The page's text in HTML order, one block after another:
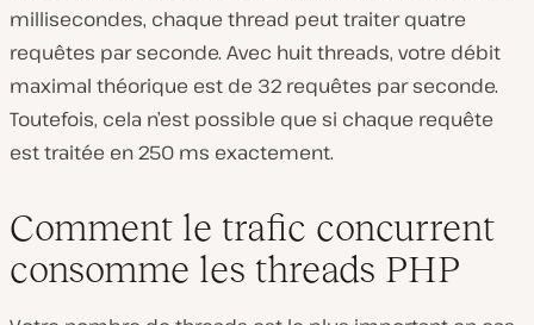
millisecondes, chaque thread peut traiter quatre
requêtes par seconde. Avec huit threads, votre débit
maximal théorique est de 32 requêtes par seconde.
Toutefois, cela n’est possible que si chaque requête
est traitée en 250 ms exactement.
Comment le trafic concurrent
consomme les threads PHP